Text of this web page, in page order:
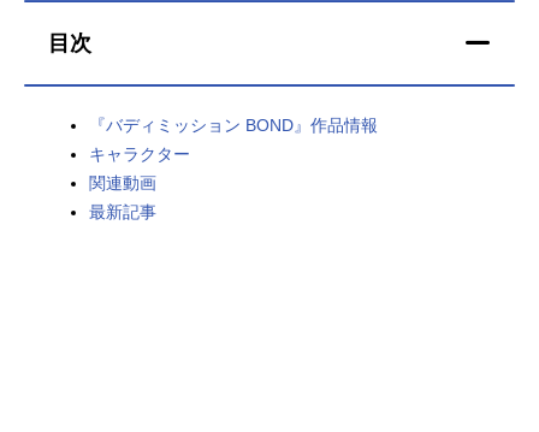
男性声優/女性声優一覧
目次
『バディミッション BOND』作品情報
キャラクター
関連動画
最新記事